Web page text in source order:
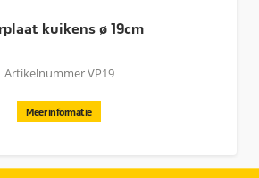
kuikens ø 19cm
Artikelnummer VP19
Meer informatie